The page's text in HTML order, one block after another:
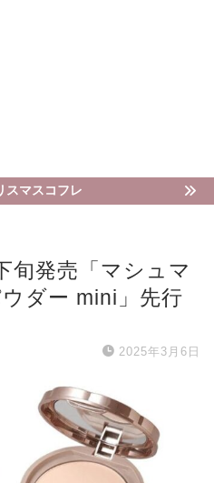
スマスコフレ
旬発売「マシュマ
ダー mini」先行
2025年3月6日